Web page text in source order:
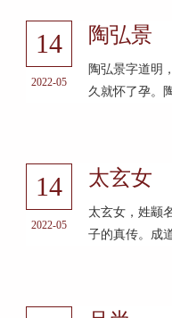
14
2022-05
陶弘景
陶弘景字道明
久就怀了孕。
14
2022-05
太玄女
太玄女，姓颛
子的真传。成